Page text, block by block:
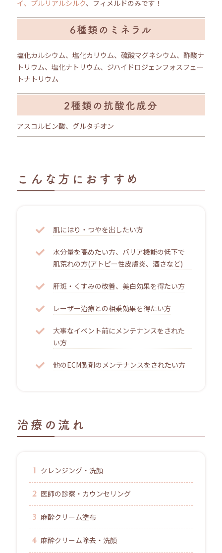
イ、プルリアルシルク、フィメルドのみです！
6種類のミネラル
塩化カルシウム、塩化カリウム、硫酸マグネシウム、酢酸ナ
トリウム、塩化ナトリウム、ジハイドロジェンフォスフェー
トナトリウム
2種類の抗酸化成分
アスコルビン酸、グルタチオン
こんな方におすすめ
肌にはり・つやを出したい方
水分量を高めたい方、バリア機能の低下で
肌荒れの方(アトピー性皮膚炎、酒さなど)
肝斑・くすみの改善、美白効果を得たい方
レーザー治療との相乗効果を得たい方
大事なイベント前にメンテナンスをされた
い方
他のECM製剤のメンテナンスをされたい方
治療の流れ
クレンジング・洗顔
医師の診察・カウンセリング
麻酔クリーム塗布
麻酔クリーム除去・洗顔